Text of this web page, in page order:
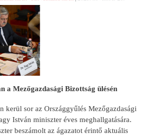
a Mezőgazdasági Bizottság ülésén
kerül sor az Országgyűlés Mezőgazdasági
István miniszter éves meghallgatására.
beszámolt az ágazatot érintő aktuális